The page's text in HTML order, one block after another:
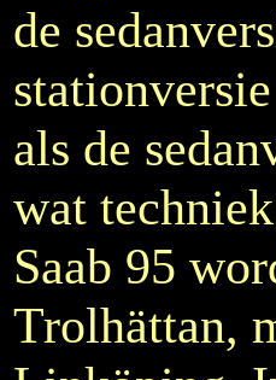
de
als de
wat
Saab 95
Trolhättan,